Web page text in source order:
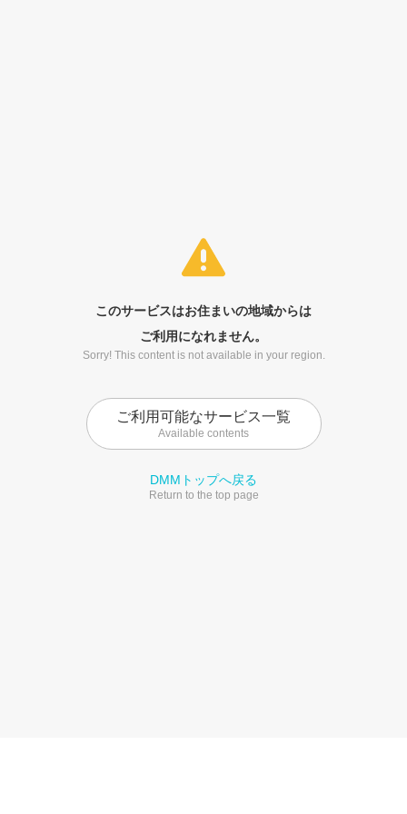
このサービスはお住まいの地域からは
ご利用になれません。
Sorry! This content is not available in your region.
ご利用可能なサービス一覧
Available contents
DMMトップへ戻る
Return to the top page